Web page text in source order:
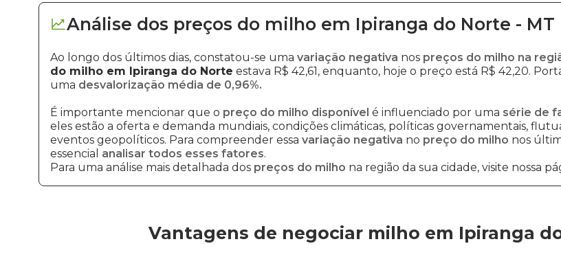
Análise dos preços do milho em Ipiranga do Norte - MT
Ao longo dos últimos dias, constatou-se uma variação negativa nos preços do milho na
do milho em Ipiranga do Norte estava R$ 42,61, enquanto, hoje o preço está R$ 42,20.
uma desvalorização média de 0,96%.
É importante mencionar que o preço do milho disponível é influenciado por uma série de
eles estão a oferta e demanda mundiais, condições climáticas, políticas governamentais,
eventos geopolíticos. Para compreender essa variação negativa no preço do milho nos
essencial analisar todos esses fatores.
Para uma análise mais detalhada dos preços do milho na região da sua cidade, visite nossa
Vantagens de negociar milho em Ipiranga